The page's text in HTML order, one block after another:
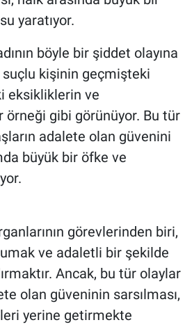
yaratıyor.
böyle bir şiddet olayına
suçlu kişinin geçmişteki
eksikliklerin ve
gibi görünüyor. Bu tür
adalete olan güvenini
büyük bir öfke ve
görevlerinden biri,
ve adaletli bir şekilde
Ancak, bu tür olaylar
olan güveninin sarsılması,
yerine getirmekte